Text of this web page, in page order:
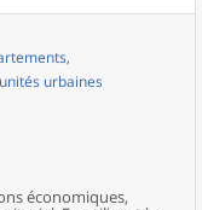
de la région.
démographique. En
les Hauts-de-
la Première
boom et de la
subit un
de l’excédent
urbaines
économiques,